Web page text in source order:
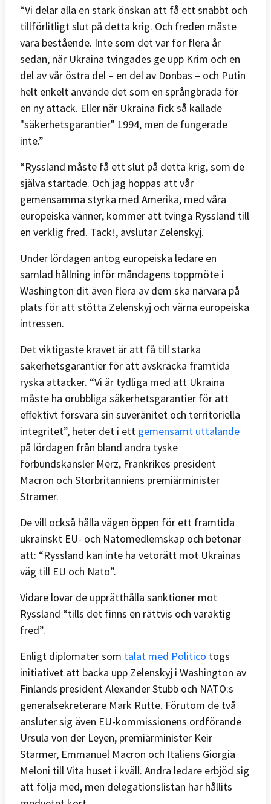
“Vi delar alla en stark önskan att få ett snabbt och
tillförlitligt slut på detta krig. Och freden måste
vara bestående. Inte som det var för flera år
sedan, när Ukraina tvingades ge upp Krim och en
del av vår östra del – en del av Donbas – och Putin
helt enkelt använde det som en språngbräda för
en ny attack. Eller när Ukraina fick så kallade
"säkerhetsgarantier" 1994, men de fungerade
inte.”
“Ryssland måste få ett slut på detta krig, som de
själva startade. Och jag hoppas att vår
gemensamma styrka med Amerika, med våra
europeiska vänner, kommer att tvinga Ryssland till
en verklig fred. Tack!, avslutar Zelenskyj.
Under lördagen antog europeiska ledare en
samlad hållning inför måndagens toppmöte i
Washington dit även flera av dem ska närvara på
plats för att stötta Zelenskyj och värna europeiska
intressen.
Det viktigaste kravet är att få till starka
säkerhetsgarantier för att avskräcka framtida
ryska attacker. “Vi är tydliga med att Ukraina
måste ha orubbliga säkerhetsgarantier för att
effektivt försvara sin suveränitet och territoriella
integritet”, heter det i ett gemensamt uttalande
på lördagen från bland andra tyske
förbundskansler Merz, Frankrikes president
Macron och Storbritanniens premiärminister
Stramer.
De vill också hålla vägen öppen för ett framtida
ukrainskt EU- och Natomedlemskap och betonar
att: “Ryssland kan inte ha vetorätt mot Ukrainas
väg till EU och Nato”.
Vidare lovar de upprätthålla sanktioner mot
Ryssland “tills det finns en rättvis och varaktig
fred”.
Enligt diplomater som talat med Politico togs
initiativet att backa upp Zelenskyj i Washington av
Finlands president Alexander Stubb och NATO:s
generalsekreterare Mark Rutte. Förutom de två
ansluter sig även EU-kommissionens ordförande
Ursula von der Leyen, premiärminister Keir
Starmer, Emmanuel Macron och Italiens Giorgia
Meloni till Vita huset i kväll. Andra ledare erbjöd sig
att följa med, men delegationslistan har hållits